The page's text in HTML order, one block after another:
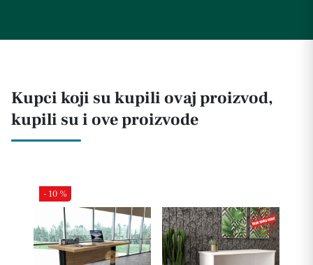
Kupci koji su kupili ovaj proizvod,
kupili su i ove proizvode
- 10 %